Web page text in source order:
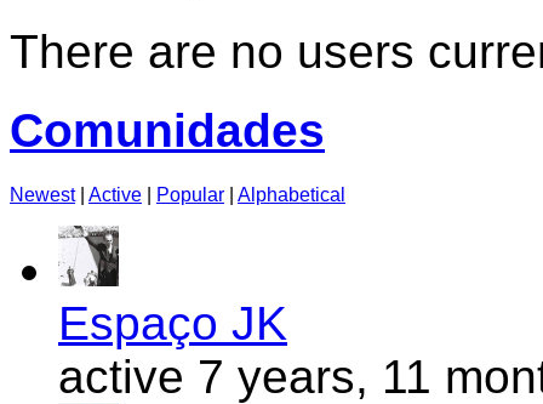
There are no users
Comunidades
Newest Active Popular Alphabetical
Espaço JK
active 7 years, 11